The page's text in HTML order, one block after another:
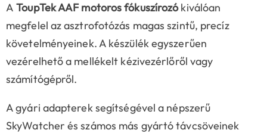
AToupTek AAF motoros fókuszírozókiválóan
megfelel az asztrofotózás magas szintű, precíz
követelményeinek. A készülék egyszerűen
vezérelhető a mellékelt kézivezérlőről vagy
számítógépről.
A gyári adapterek segítségével a népszerű
SkyWatcher és számos más gyártó távcsöveinek